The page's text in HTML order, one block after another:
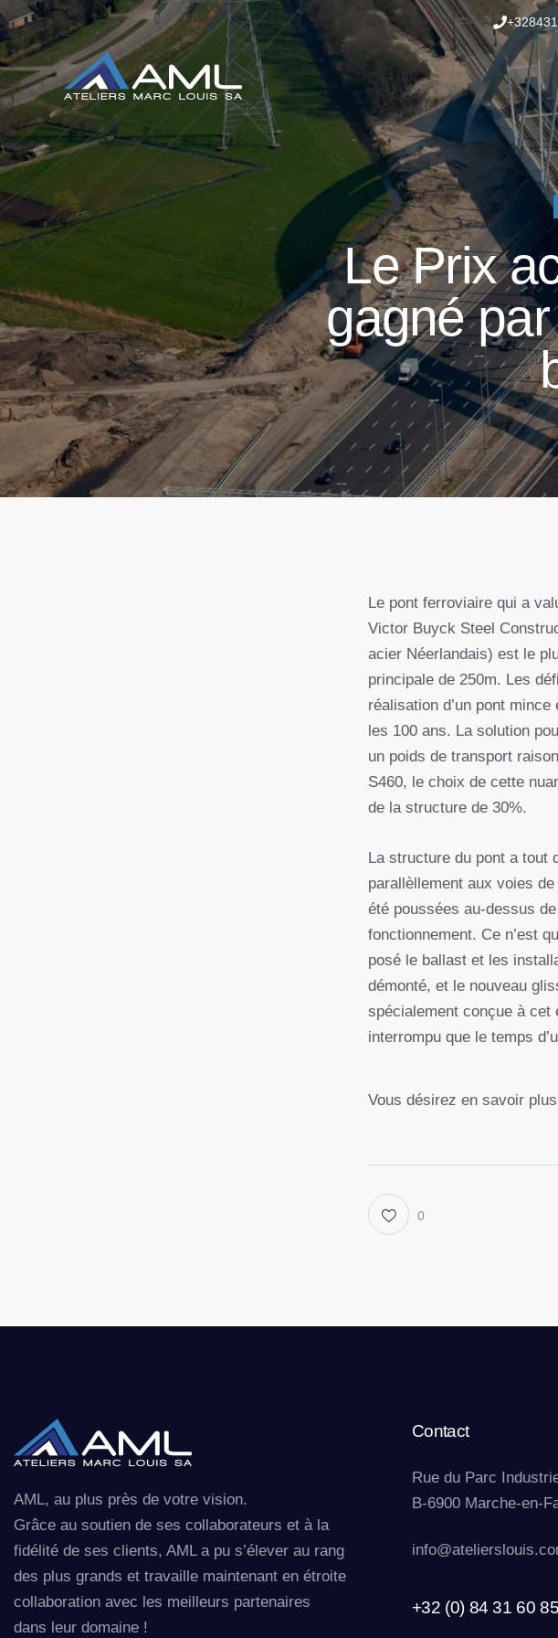
Le Prix
gagné
Le pont ferroviaire qui a
Victor Buyck Steel
acier Néerlandais) est le
principale de 250m. Les
réalisation d’un pont
les 100 ans. La solution
un poids de transport
S460, le choix de cette
de la structure de 30%.
La structure du pont a tout
parallèllement aux voies
été poussées au-dessus
fonctionnement. Ce n’est
posé le ballast et les
démonté, et le nouveau
spécialement conçue à cet
interrompu que le temps
Vous désirez en savoir
0
AML, au plus près de votre vision.
Grâce au soutien de ses collaborateurs et à la
fidélité de ses clients, AML a pu s’élever au rang
des plus grands et travaille maintenant en étroite
collaboration avec les meilleurs partenaires
dans leur domaine !
Contact
Rue du Parc
B-6900 Marche-en-
+32 (0) 84 31 60 85